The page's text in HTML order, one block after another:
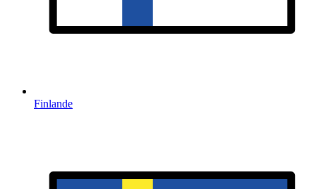
Finlande